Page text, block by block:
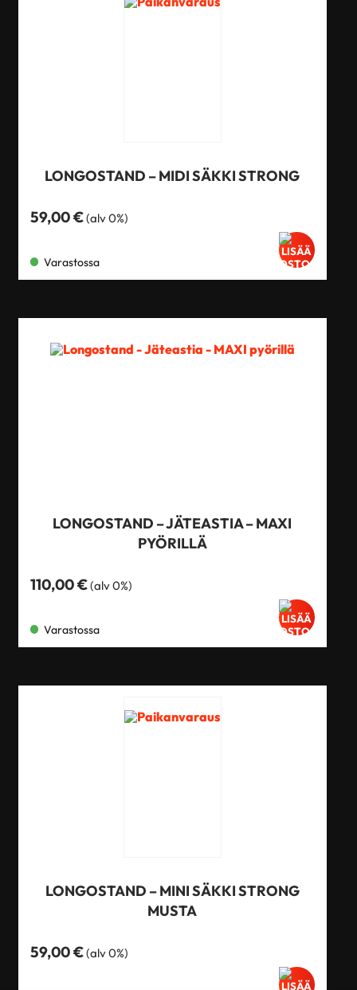
LONGOSTAND – MIDI SÄKKI STRONG
59,00€(alv 0%)
Varastossa
LONGOSTAND – JÄTEASTIA – MAXI
PYÖRILLÄ
110,00€(alv 0%)
Varastossa
LONGOSTAND – MINI SÄKKI STRONG
MUSTA
59,00€(alv 0%)